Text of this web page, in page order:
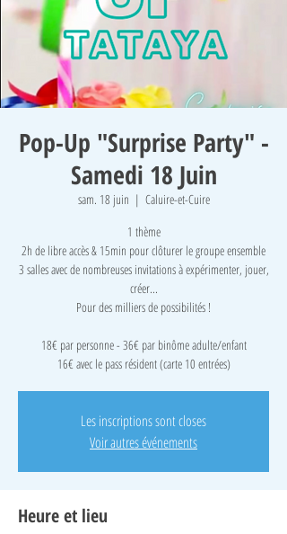
Pop-Up "Surprise Party" -
Samedi 18 Juin
sam. 18 juin
  |
Caluire-et-Cuire
1 thème
2h de libre accès & 15min pour clôturer le groupe ensemble
3 salles avec de nombreuses invitations à expérimenter, jouer,
créer...
Pour des milliers de possibilités !
18€ par personne - 36€ par binôme adulte/enfant
16€ avec le pass résident (carte 10 entrées)
Les inscriptions sont closes
Voir autres événements
Heure et lieu